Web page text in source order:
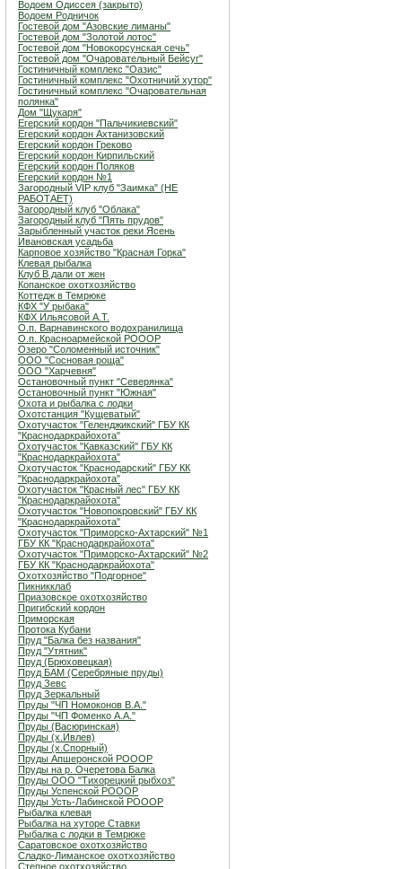
Водоем Одиссея (закрыто)
Водоем Родничок
Гостевой дом "Азовские лиманы"
Гостевой дом "Золотой лотос"
Гостевой дом "Новокорсунская сечь"
Гостевой дом "Очаровательный Бейсуг"
Гостиничный комплекс "Оазис"
Гостиничный комплекс "Охотничий хутор"
Гостиничный комплекс "Очаровательная
полянка"
Дом "Щукаря"
Егерский кордон "Пальчикиевский"
Егерский кордон Ахтанизовский
Егерский кордон Греково
Егерский кордон Кирпильский
Егерский кордон Поляков
Егерский кордон №1
Загородный VIP клуб "Заимка" (НЕ
РАБОТАЕТ)
Загородный клуб "Облака"
Загородный клуб "Пять прудов"
Зарыбленный участок реки Ясень
Ивановская усадьба
Карповое хозяйство "Красная Горка"
Клевая рыбалка
Клуб В дали от жен
Копанское охотхозяйство
Коттедж в Темрюке
КФХ "У рыбака"
КФХ Ильясовой А.Т.
О.п. Варнавинского водохранилища
О.п. Красноармейской РОООР
Озеро "Соломенный источник"
ООО "Сосновая роща"
ООО "Харчевня"
Остановочный пункт "Северянка"
Остановочный пункт "Южная"
Охота и рыбалка с лодки
Охотстанция "Кущеватый"
Охотучасток "Геленджикский" ГБУ КК
"Краснодаркрайохота"
Охотучасток "Кавказский" ГБУ КК
"Краснодаркрайохота"
Охотучасток "Краснодарский" ГБУ КК
"Краснодаркрайохота"
Охотучасток "Красный лес" ГБУ КК
"Краснодаркрайохота"
Охотучасток "Новопокровский" ГБУ КК
"Краснодаркрайохота"
Охотучасток "Приморско-Ахтарский" №1
ГБУ КК "Краснодаркрайохота"
Охотучасток "Приморско-Ахтарский" №2
ГБУ КК "Краснодаркрайохота"
Охотхозяйство "Подгорное"
Пикникклаб
Приазовское охотхозяйство
Пригибский кордон
Приморская
Протока Кубани
Пруд "Балка без названия"
Пруд "Утятник"
Пруд (Брюховецкая)
Пруд БАМ (Серебряные пруды)
Пруд Зевс
Пруд Зеркальный
Пруды "ЧП Номоконов В.А."
Пруды "ЧП Фоменко А.А."
Пруды (Васюринская)
Пруды (х.Ивлев)
Пруды (х.Спорный)
Пруды Апшеронской РОООР
Пруды на р. Очеретова Балка
Пруды ООО "Тихорецкий рыбхоз"
Пруды Успенской РОООР
Пруды Усть-Лабинской РОООР
Рыбалка клевая
Рыбалка на хуторе Ставки
Рыбалка с лодки в Темрюке
Саратовское охотхозяйство
Сладко-Лиманское охотхозяйство
Степное охотхозяйство